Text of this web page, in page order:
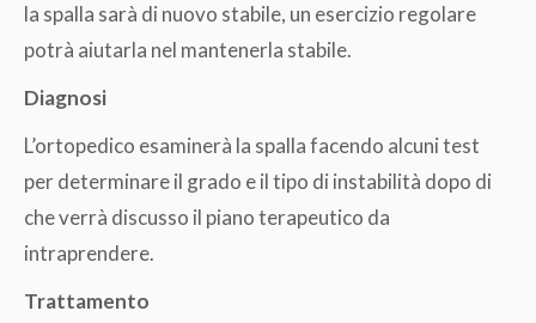
la spalla sarà di nuovo stabile, un esercizio regolare
potrà aiutarla nel mantenerla stabile.
Diagnosi
L’ortopedico esaminerà la spalla facendo alcuni test
per determinare il grado e il tipo di instabilità dopo di
che verrà discusso il piano terapeutico da
intraprendere.
Trattamento